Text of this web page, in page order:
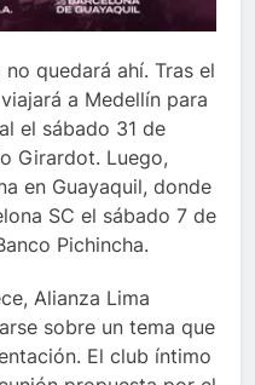
quedará ahí. Tras el
a Medellín para
el sábado 31 de
Girardot. Luego,
en Guayaquil, donde
SC el sábado 7 de
Pichincha.
Alianza Lima
sobre un tema que
El club íntimo